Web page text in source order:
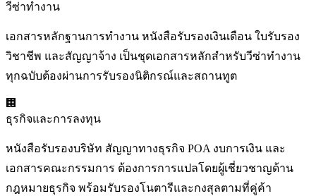
วีซ่าทำงาน
เอกสารหลักฐานการทำงาน หนังสือรับรองเงินเดือน ใบรับรอง
วิชาชีพ และสัญญาจ้าง เป็นชุดเอกสารหลักสำหรับวีซ่าทำงาน
ทุกฉบับต้องผ่านการรับรองนิติกรณ์และสถานทูต
🏢
ธุรกิจและการลงทุน
หนังสือรับรองบริษัท สัญญาทางธุรกิจ POA งบการเงิน และ
เอกสารคณะกรรมการ ต้องการการแปลโดยผู้เชี่ยวชาญด้าน
กฎหมายธุรกิจ พร้อมรับรองโนตารีและกงสุลตามที่คู่ค้า